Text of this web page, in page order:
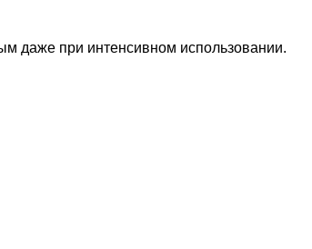
даже при интенсивном использовании.